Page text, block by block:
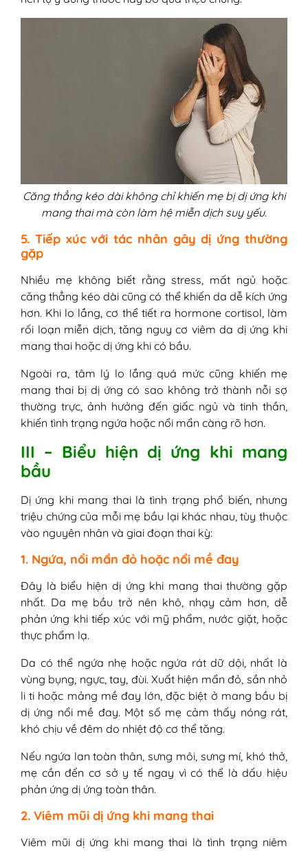
Căng thẳng kéo dài không chỉ khiến mẹ bị dị ứng khi
mang thai mà còn làm hệ miễn dịch suy yếu.
5. Tiếp xúc với tác nhân gây dị ứng thường
gặp
Nhiều mẹ không biết rằng stress, mất ngủ hoặc
căng thẳng kéo dài cũng có thể khiến da dễ kích ứng
hơn. Khi lo lắng, cơ thể tiết ra hormone cortisol, làm
rối loạn miễn dịch, tăng nguy cơ viêm da dị ứng khi
mang thai hoặc dị ứng khi có bầu.
Ngoài ra, tâm lý lo lắng quá mức cũng khiến mẹ
mang thai bị dị ứng có sao không trở thành nỗi sợ
thường trực, ảnh hưởng đến giấc ngủ và tinh thần,
khiến tình trạng ngứa hoặc nổi mẩn càng rõ hơn.
III – Biểu hiện dị ứng khi mang
bầu
Dị ứng khi mang thai là tình trạng phổ biến, nhưng
triệu chứng của mỗi mẹ bầu lại khác nhau, tùy thuộc
vào nguyên nhân và giai đoạn thai kỳ:
1. Ngứa, nổi mẩn đỏ hoặc nổi mề đay
Đây là biểu hiện dị ứng khi mang thai thường gặp
nhất. Da mẹ bầu trở nên khô, nhạy cảm hơn, dễ
phản ứng khi tiếp xúc với mỹ phẩm, nước giặt, hoặc
thực phẩm lạ.
Da có thể ngứa nhẹ hoặc ngứa rát dữ dội, nhất là
vùng bụng, ngực, tay, đùi. Xuất hiện mẩn đỏ, sần nhỏ
li ti hoặc mảng mề đay lớn, đặc biệt ở mang bầu bị
dị ứng nổi mề đay. Một số mẹ cảm thấy nóng rát,
khó chịu về đêm do nhiệt độ cơ thể tăng.
Nếu ngứa lan toàn thân, sưng môi, sưng mí, khó thở,
mẹ cần đến cơ sở y tế ngay vì có thể là dấu hiệu
phản ứng dị ứng toàn thân.
2. Viêm mũi dị ứng khi mang thai
Viêm mũi dị ứng khi mang thai là tình trạng niêm